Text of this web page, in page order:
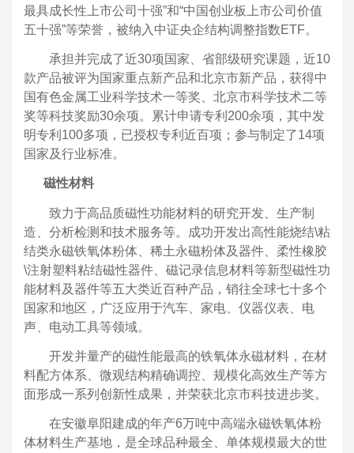
最具成长性上市公司十强”和“中国创业板上市公司价值
五十强”等荣誉，被纳入中证央企结构调整指数ETF。
承担并完成了近30项国家、省部级研究课题，近10
款产品被评为国家重点新产品和北京市新产品，获得中
国有色金属工业科学技术一等奖、北京市科学技术二等
奖等科技奖励30余项。累计申请专利200余项，其中发
明专利100多项，已授权专利近百项；参与制定了14项
国家及行业标准。
磁性材料
致力于高品质磁性功能材料的研究开发、生产制
造、分析检测和技术服务等。成功开发出高性能烧结\粘
结类永磁铁氧体粉体、稀土永磁粉体及器件、柔性橡胶
\注射塑料粘结磁性器件、磁记录信息材料等新型磁性功
能材料及器件等五大类近百种产品，销往全球七十多个
国家和地区，广泛应用于汽车、家电、仪器仪表、电
声、电动工具等领域。
开发并量产的磁性能最高的铁氧体永磁材料，在材
料配方体系、微观结构精确调控、规模化高效生产等方
面形成一系列创新性成果，并荣获北京市科技进步奖。
在安徽阜阳建成的年产6万吨中高端永磁铁氧体粉
体材料生产基地，是全球品种最全、单体规模最大的世